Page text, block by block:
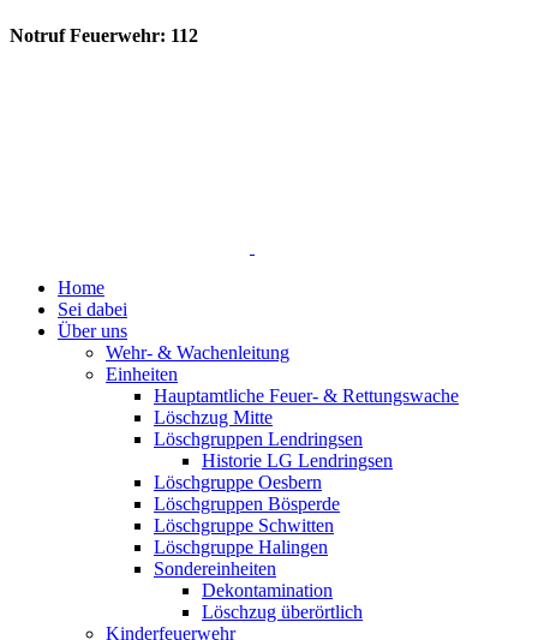
Notruf Feuerwehr: 112
Home
Sei dabei
Über uns
Wehr- & Wachenleitung
Einheiten
Hauptamtliche Feuer- & Rettungswache
Löschzug Mitte
Löschgruppen Lendringsen
Historie LG Lendringsen
Löschgruppe Oesbern
Löschgruppen Bösperde
Löschgruppe Schwitten
Löschgruppe Halingen
Sondereinheiten
Dekontamination
Löschzug überörtlich
Kinderfeuerwehr